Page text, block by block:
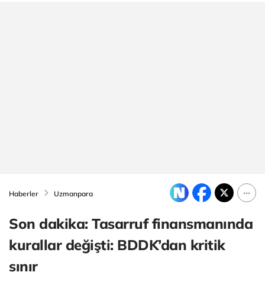
Haberler Uzmanpara
Son dakika: Tasarruf finansmanında
kurallar değişti: BDDK’dan kritik
sınır